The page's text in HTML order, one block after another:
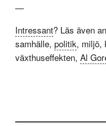
—
Intressant? Läs även
samhälle, politik, miljö,
växthuseffekten, Al